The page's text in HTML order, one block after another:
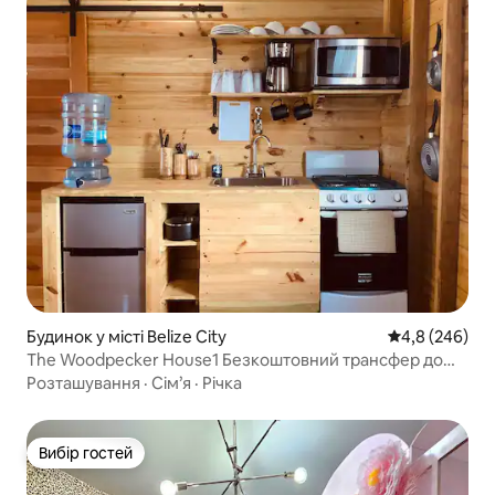
Будинок у місті Belize City Середня
4,8 (246)
The Woodpecker House1 Безкоштовний трансфер до
аеропорту
Розташування · Сім’я · Річка
Вибір гостей
Вибір гостей